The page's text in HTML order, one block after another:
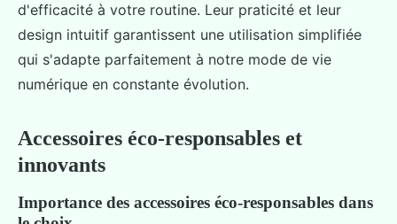
d'efficacité à votre routine. Leur praticité et leur
design intuitif garantissent une utilisation simplifiée
qui s'adapte parfaitement à notre mode de vie
numérique en constante évolution.
Accessoires éco-responsables et
innovants
Importance des accessoires éco-responsables dans